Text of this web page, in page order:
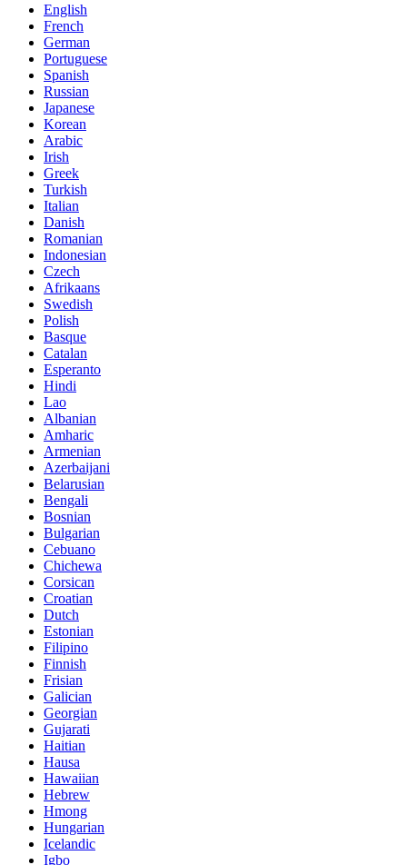
English
French
German
Portuguese
Spanish
Russian
Japanese
Korean
Arabic
Irish
Greek
Turkish
Italian
Danish
Romanian
Indonesian
Czech
Afrikaans
Swedish
Polish
Basque
Catalan
Esperanto
Hindi
Lao
Albanian
Amharic
Armenian
Azerbaijani
Belarusian
Bengali
Bosnian
Bulgarian
Cebuano
Chichewa
Corsican
Croatian
Dutch
Estonian
Filipino
Finnish
Frisian
Galician
Georgian
Gujarati
Haitian
Hausa
Hawaiian
Hebrew
Hmong
Hungarian
Icelandic
Igbo